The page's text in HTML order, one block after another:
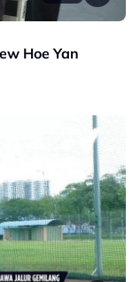
Hoe Yan